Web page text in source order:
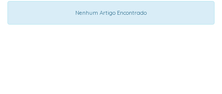
Nenhum Artigo Encontrado